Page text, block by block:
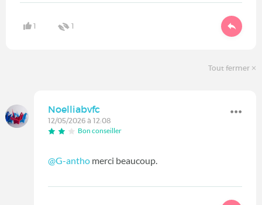
1 1
Tout fermer
Noelliabvfc
12/05/2026 à 12:08
Bon conseiller
@G-antho merci beaucoup.